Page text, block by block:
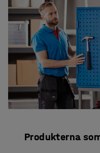
Produkterna